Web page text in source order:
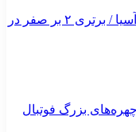
آغاز خوب سپاهان در لیگ قهرمانان آسیا / برتری ۲ بر صفر در